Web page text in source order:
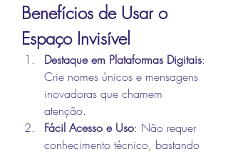
Benefícios de Usar o
Espaço Invisível
Destaque em Plataformas Digitais:
Crie nomes únicos e mensagens
inovadoras que chamem
atenção.
Fácil Acesso e Uso: Não requer
conhecimento técnico, bastando